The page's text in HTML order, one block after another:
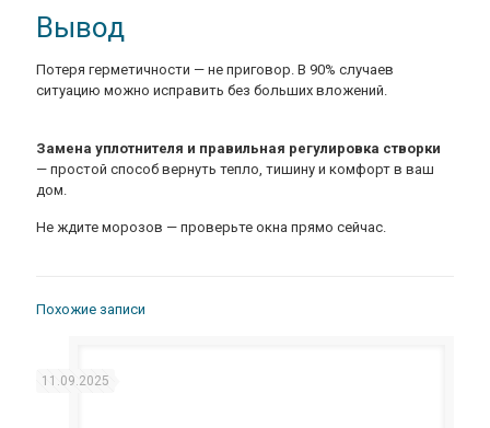
Вывод
Потеря герметичности — не приговор. В 90% случаев
ситуацию можно исправить без больших вложений.
Замена уплотнителя и правильная регулировка створки
— простой способ вернуть тепло, тишину и комфорт в ваш
дом.
Не ждите морозов — проверьте окна прямо сейчас.
Похожие записи
11.09.2025